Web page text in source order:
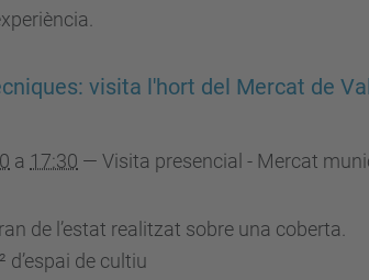
visita l'hort del Mercat de Vall
a 17:30 — Visita presencial - Mercat
de l’estat realitzat sobre una coberta.
d’espai de cultiu